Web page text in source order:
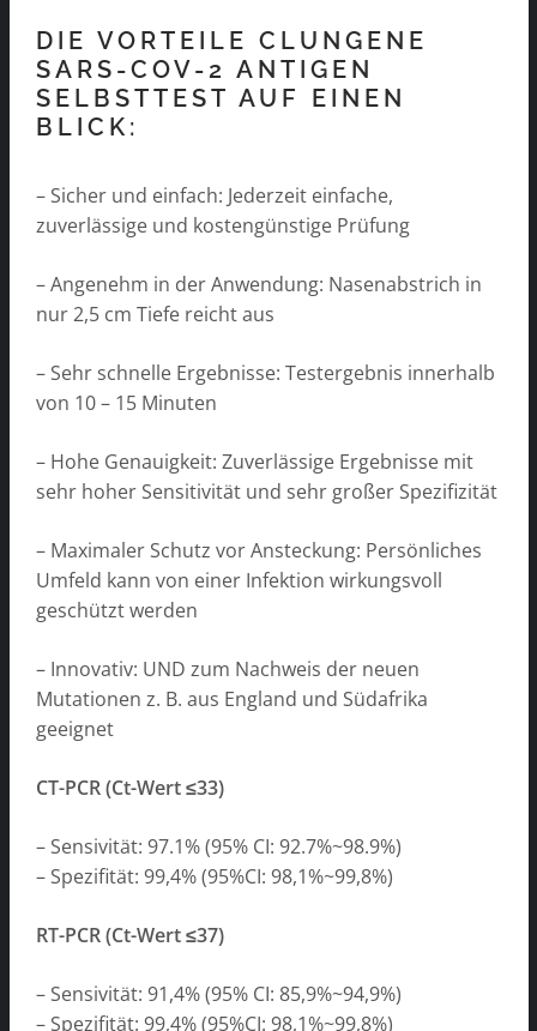
DIE VORTEILE CLUNGENE
SARS-COV-2 ANTIGEN
SELBSTTEST AUF EINEN
BLICK:
– Sicher und einfach: Jederzeit einfache,
zuverlässige und kostengünstige Prüfung
– Angenehm in der Anwendung: Nasenabstrich in
nur 2,5 cm Tiefe reicht aus
– Sehr schnelle Ergebnisse: Testergebnis innerhalb
von 10 – 15 Minuten
– Hohe Genauigkeit: Zuverlässige Ergebnisse mit
sehr hoher Sensitivität und sehr großer Spezifizität
– Maximaler Schutz vor Ansteckung: Persönliches
Umfeld kann von einer Infektion wirkungsvoll
geschützt werden
– Innovativ: UND zum Nachweis der neuen
Mutationen z. B. aus England und Südafrika
geeignet
CT-PCR (Ct-Wert ≤33)
– Sensivität: 97.1% (95% CI: 92.7%~98.9%)
– Spezifität: 99,4% (95%CI: 98,1%~99,8%)
RT-PCR (Ct-Wert ≤37)
– Sensivität: 91,4% (95% CI: 85,9%~94,9%)
– Spezifität: 99,4% (95%CI: 98,1%~99,8%)